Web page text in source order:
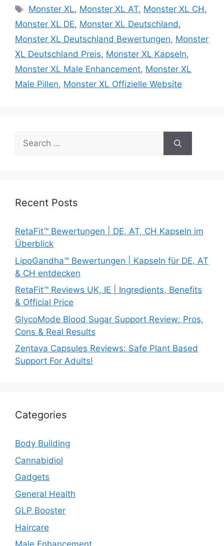
Tags
Monster XL, Monster XL AT, Monster XL CH,
Monster XL DE, Monster XL Deutschland,
Monster XL Deutschland Bewertungen, Monster
XL Deutschland Preis, Monster XL Kapseln,
Monster XL Male Enhancement, Monster XL
Male Pillen, Monster XL Offizielle Website
Search
for:
Recent Posts
RetaFit™ Bewertungen | DE, AT, CH Kapseln im
Überblick
LipoGandha™ Bewertungen | Kapseln für DE, AT
& CH entdecken
RetaFit™ Reviews UK, IE | Ingredients, Benefits
& Official Price
GlycoMode Blood Sugar Support Review: Pros,
Cons & Real Results
Zentava Capsules Reviews: Safe Plant Based
Support For Adults!
Categories
Body Building
Cannabidiol
Gadgets
General Health
GLP Booster
Haircare